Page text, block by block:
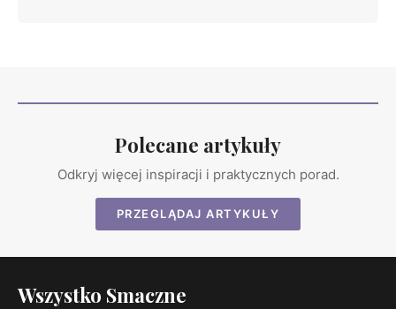
Polecane artykuły
Odkryj więcej inspiracji i praktycznych porad.
PRZEGLĄDAJ ARTYKUŁY
Wszystko Smaczne